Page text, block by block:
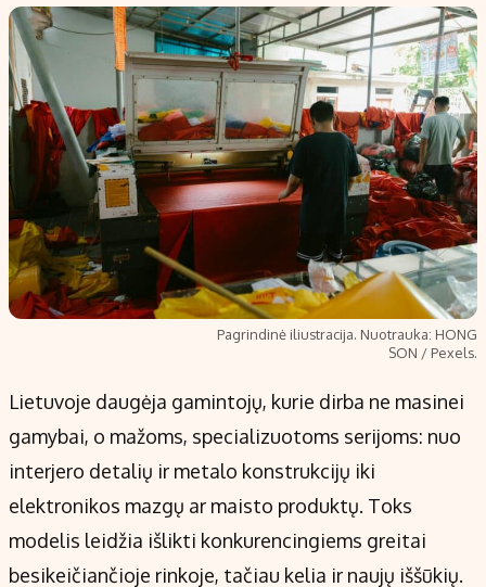
Pagrindinė iliustracija. Nuotrauka: HONG
SON / Pexels.
Lietuvoje daugėja gamintojų, kurie dirba ne masinei
gamybai, o mažoms, specializuotoms serijoms: nuo
interjero detalių ir metalo konstrukcijų iki
elektronikos mazgų ar maisto produktų. Toks
modelis leidžia išlikti konkurencingiems greitai
besikeičiančioje rinkoje, tačiau kelia ir naujų iššūkių.